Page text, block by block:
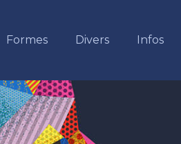
Formes Divers Infos